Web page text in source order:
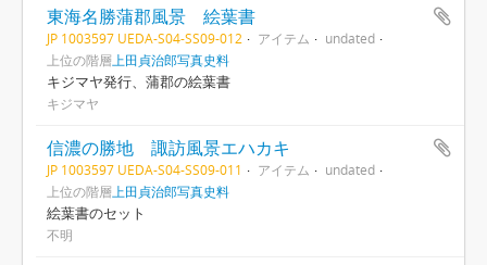
東海名勝蒲郡風景 絵葉書
JP 1003597 UEDA-S04-SS09-012 アイテム
undated
上位の階層 上田貞治郎写真史料
キジマヤ発行、蒲郡の絵葉書
キジマヤ
信濃の勝地 諏訪風景エハカキ
JP 1003597 UEDA-S04-SS09-011 アイテム
undated
上位の階層 上田貞治郎写真史料
絵葉書のセット
不明